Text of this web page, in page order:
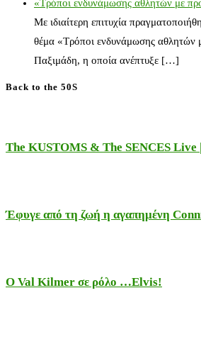
«Τρόποι ενδυνάμωσης αθλητών με
Με ιδιαίτερη επιτυχία
θέμα «Τρόποι ενδυνάμωσης αθλητών
Παξιμάδη, η οποία ανέπτυξε […]
Back to the 50S
The KUSTOMS & The SENCES
Έφυγε από τη ζωή η αγαπημένη
Ο Val Kilmer σε ρόλο …Elvis!